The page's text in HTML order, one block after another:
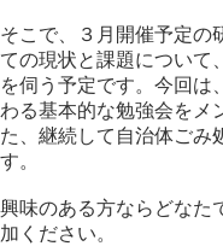
そこで、３月開催予定の
ての現状と課題について
を伺う予定です。今回は
わる基本的な勉強会をメ
た、継続して自治体ごみ
す。
興味のある方ならどなた
加ください。